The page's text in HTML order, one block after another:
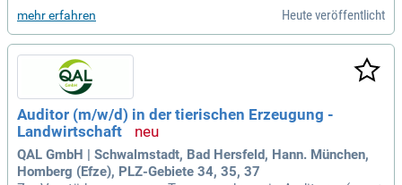
mehr erfahren Heute veröffentlicht
Auditor (m/w/d) in der tierischen Erzeugung -
Landwirtschaft
QAL GmbH | Schwalmstadt, Bad Hersfeld, Hann. München,
Homberg (Efze), PLZ-Gebiete 34, 35, 37